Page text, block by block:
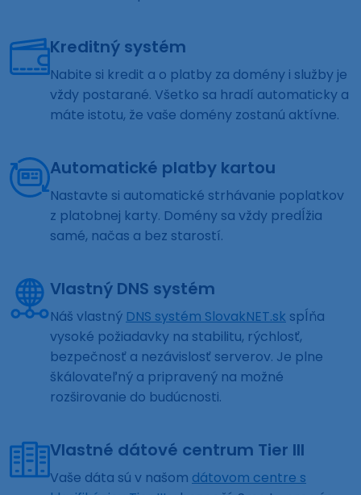
Kreditný systém
Nabite si kredit a o platby za domény i služby je
vždy postarané. Všetko sa hradí automaticky a
máte istotu, že vaše domény zostanú aktívne.
Automatické platby kartou
Nastavte si automatické strhávanie poplatkov
z platobnej karty. Domény sa vždy predĺžia
samé, načas a bez starostí.
Vlastný DNS systém
Náš vlastný DNS systém SlovakNET.sk spĺňa
vysoké požiadavky na stabilitu, rýchlosť,
bezpečnosť a nezávislosť serverov. Je plne
škálovateľný a pripravený na možné
rozširovanie do budúcnosti.
Vlastné dátové centrum Tier III
Vaše dáta sú v našom dátovom centre s